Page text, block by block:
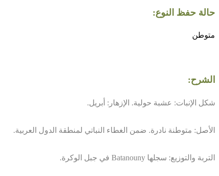
حالة حفظ النوع:
متوطن
الشرح:
شكل الإنبات: عشبة حولية. الإزهار: أبريل.
الأصل: متوطنة نادرة. ضمن الغطاء النباتي لمنطقة الدول العربية.
التربة والتوزيع: سجلها Batanouny في جبل الوكرة.